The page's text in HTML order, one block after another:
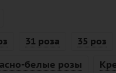
31 роза 35 роз
белые розы